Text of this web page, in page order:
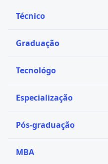
Técnico
Graduação
Tecnológo
Especialização
Pós-graduação
MBA